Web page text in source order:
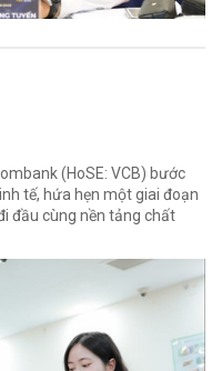
(HoSE: VCB) bước
tế, hứa hẹn một giai đoạn
đầu cùng nền tảng chất